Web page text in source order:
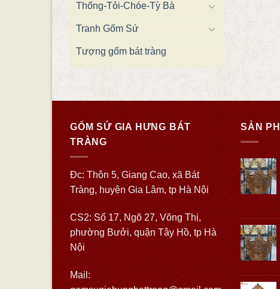
Thống-Tỏi-Chóe-Tỳ Bà
Tranh Gốm Sứ
Tượng gốm bát tràng
GỐM SỨ GIA HƯNG BÁT
TRÀNG
Đc: Thôn 5, Giang Cao, xã Bát
Tràng, huyện Gia Lâm, tp Hà Nội
CS2: Số 17, Ngõ 27, Võng Thị,
phường Bưởi, quận Tây Hồ, tp Hà
Nội
Mail:
SẢN